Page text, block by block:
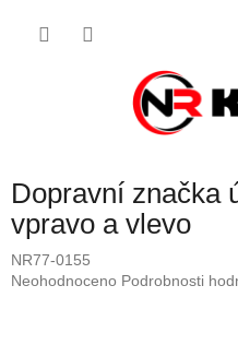
Dopravní značka
vpravo a vlevo
NR77-0155
Průměrné
Neohodnoceno Podrobnosti